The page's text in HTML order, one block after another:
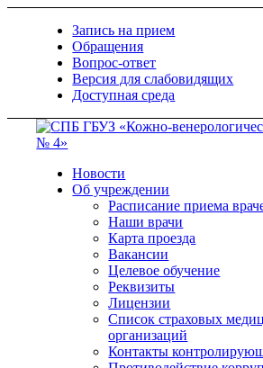
Запись на прием
Обращения
Вопрос-ответ
Версия для слабовидящих
Доступная среда
Новости
Об учреждении
Расписание приема
Наши врачи
Карта проезда
Вакансии
Целевое обучение
Реквизиты
Лицензии
Список страховых
организаций
Контакты